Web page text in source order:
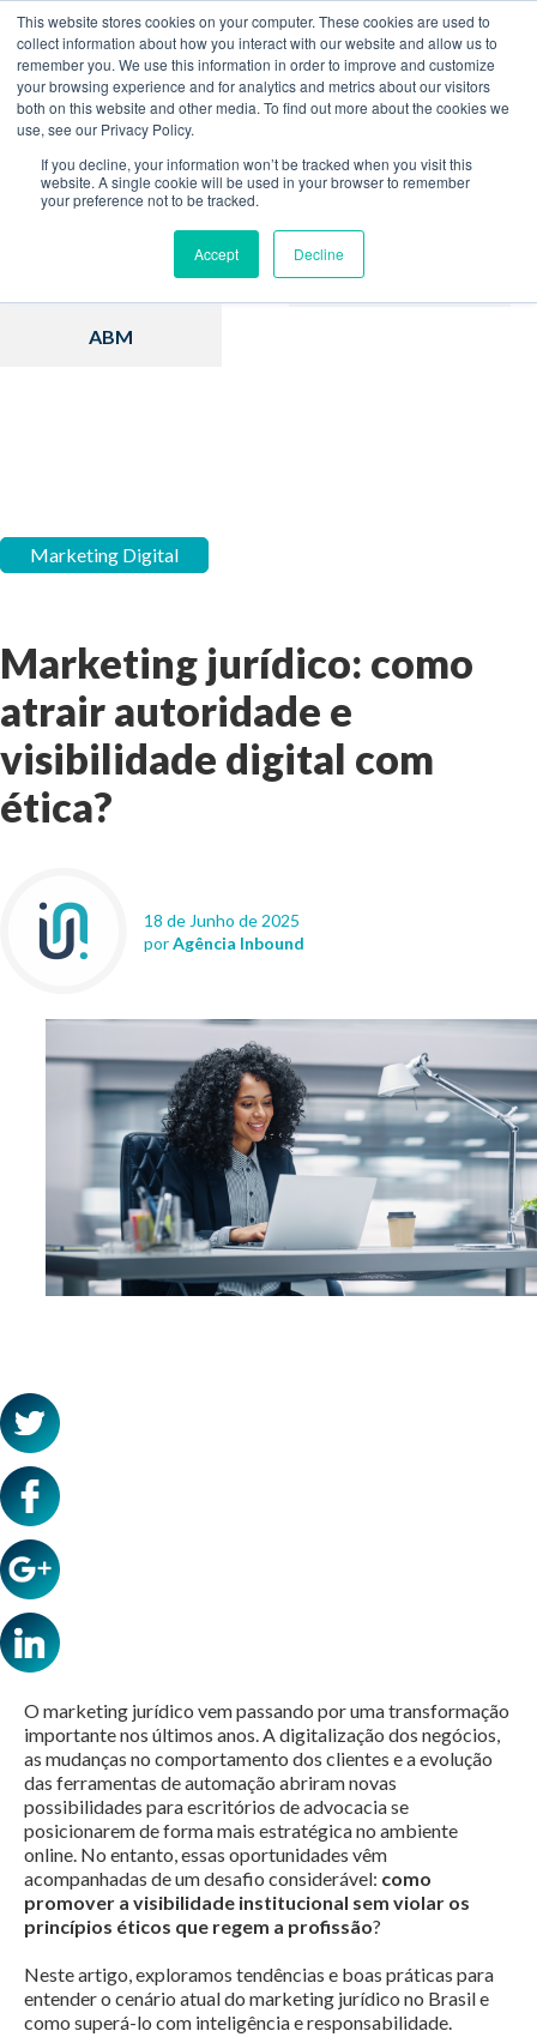
This website stores cookies on your computer. These cookies are used to
collect information about how you interact with our website and allow us to
remember you. We use this information in order to improve and customize
your browsing experience and for analytics and metrics about our visitors
both on this website and other media. To find out more about the cookies we
use, see our Privacy Policy.
If you decline, your information won’t be tracked when you visit this
website. A single cookie will be used in your browser to remember
your preference not to be tracked.
Accept Decline
Home Blog
Inbound Marketing
ABM
Marketing Digital
Marketing jurídico: como
atrair autoridade e
visibilidade digital com
ética?
18 de Junho de 2025
porAgência Inbound
O marketing jurídico vem passando por uma transformação
importante nos últimos anos. A digitalização dos negócios,
as mudanças no comportamento dos clientes e a evolução
das ferramentas de automação abriram novas
possibilidades para escritórios de advocacia se
posicionarem de forma mais estratégica no ambiente
online. No entanto, essas oportunidades vêm
acompanhadas de um desafio considerável: como
promover a visibilidade institucional sem violar os
princípios éticos que regem a profissão?
Neste artigo, exploramos tendências e boas práticas para
entender o cenário atual do marketing jurídico no Brasil e
como superá-lo com inteligência e responsabilidade.